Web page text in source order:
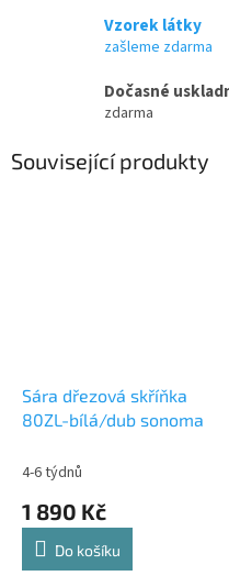
Vzorek látky
zašleme zdarma
Dočasné
zdarma
Související produkty
Sára dřezová skříňka
80ZL-bílá/dub sonoma
4-6 týdnů
1 890 Kč
Do košíku